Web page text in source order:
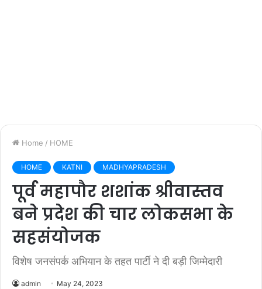
Home / HOME
HOME KATNI MADHYAPRADESH
पूर्व महापौर शशांक श्रीवास्तव
बने प्रदेश की चार लोकसभा के
सहसंयोजक
विशेष जनसंपर्क अभियान के तहत पार्टी ने दी बड़ी जिम्मेदारी
admin May 24, 2023